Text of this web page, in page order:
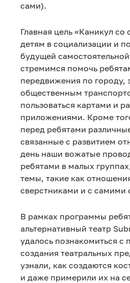
сами).
Главная цель «Каникул
детям в социализации и
будущей
стремимся помочь
передвижения по городу,
общественным
пользоваться картами и
приложениями. Кроме
перед ребятами
связанные с развитием
день наши вожатые
ребятами в малых
темы, такие как
сверстниками и с самими
В рамках программы
альтернативный театр
удалось познакомиться с
создания театральных
узнали, как создаются
и даже примерили их на